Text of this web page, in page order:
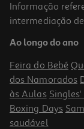
Informação
intermediação
Ao longo do ano
Feira do Bebé
dos Namorados
às Aulas Singles'
Boxing Days
saudável